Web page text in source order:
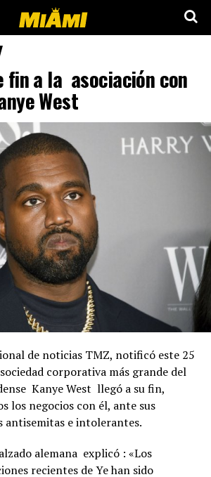
fin a la asociación con
West
de noticias TMZ, notificó este 25
corporativa más grande del
Kanye West llegó a su fin,
los negocios con él, ante sus
antisemitas e intolerantes.
alemana explicó : «Los
recientes de Ye han sido